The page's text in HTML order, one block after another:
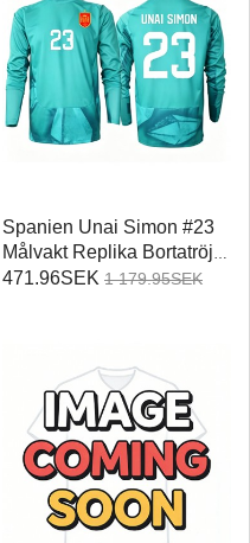
Spanien Unai Simon #23
Målvakt Replika Bortatröja
VM 2026 Långärmad
471.96SEK 1 179.95SEK